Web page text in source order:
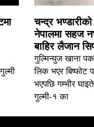
चन्द्र
नेपालमा सहज
बाहिर लैजान
गुल्मिन्युज खाना
लिक भएर बिष्फोट
भएपछि गम्भीर
गुल्मी-१ का